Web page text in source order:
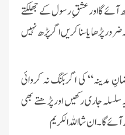
آئے گا اور عشقِ رسول کے جھلکتے
پڑھا یا سنا کریں اگر پڑھ نہیں
مدینہ“ کی اگربکنگ نہ کروائی
یہ سلسلہ جاری رکھیں اور پڑھتے بھی
گا۔ان شا اللہ الکریم